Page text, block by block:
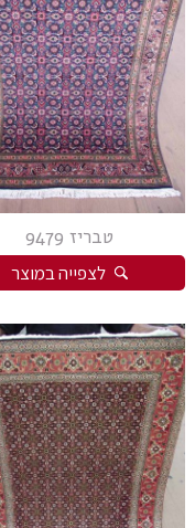
טבריז 9479
לצפייה במוצר